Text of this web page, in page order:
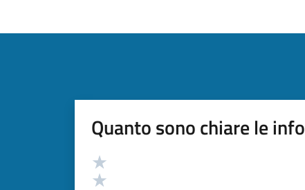
Quanto sono chiare le
Valutazione